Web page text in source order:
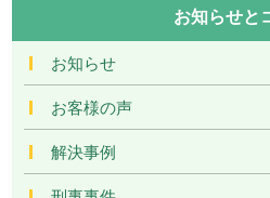
お知らせと
お知らせ
お客様の声
解決事例